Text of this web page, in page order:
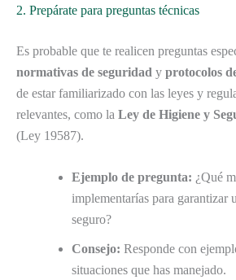
2. Prepárate para preguntas técnicas
Es probable que te realicen preguntas
normativas de seguridad y protocolos
de estar familiarizado con las leyes y
relevantes, como la Ley de Higiene y
(Ley 19587).
Ejemplo de pregunta: ¿Qué
implementarías para garantizar
seguro?
Consejo: Responde con
situaciones que has manejado.